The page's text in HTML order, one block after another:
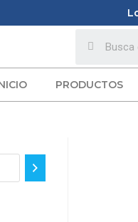
PRODUCTOS